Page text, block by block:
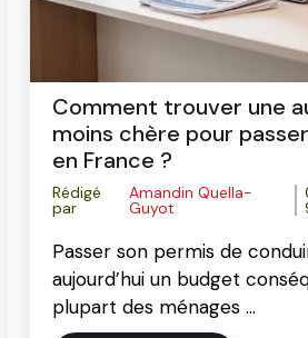
Comment trouver une
moins chère pour
en France ?
Rédigé
par
Amandin Quella-
Guyot
Passer son permis de
aujourd’hui un budget
plupart des ménages …